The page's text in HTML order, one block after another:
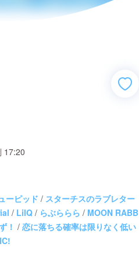
17:20
ーピッド / スターチスのラブレター
/ LilQ / らぶららら / MOON RABB
！ / 恋に落ちる確率は限りなく低い